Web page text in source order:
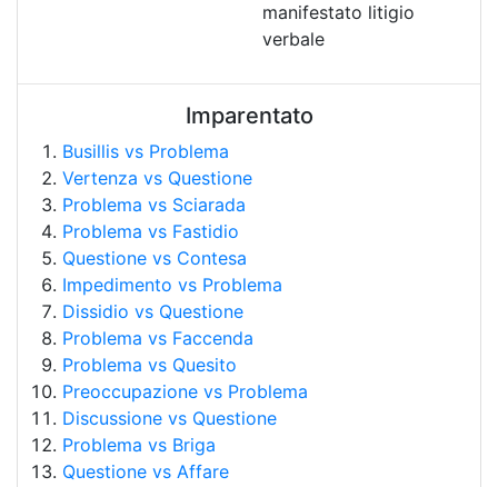
manifestato litigio
verbale
Imparentato
Busillis vs Problema
Vertenza vs Questione
Problema vs Sciarada
Problema vs Fastidio
Questione vs Contesa
Impedimento vs Problema
Dissidio vs Questione
Problema vs Faccenda
Problema vs Quesito
Preoccupazione vs Problema
Discussione vs Questione
Problema vs Briga
Questione vs Affare